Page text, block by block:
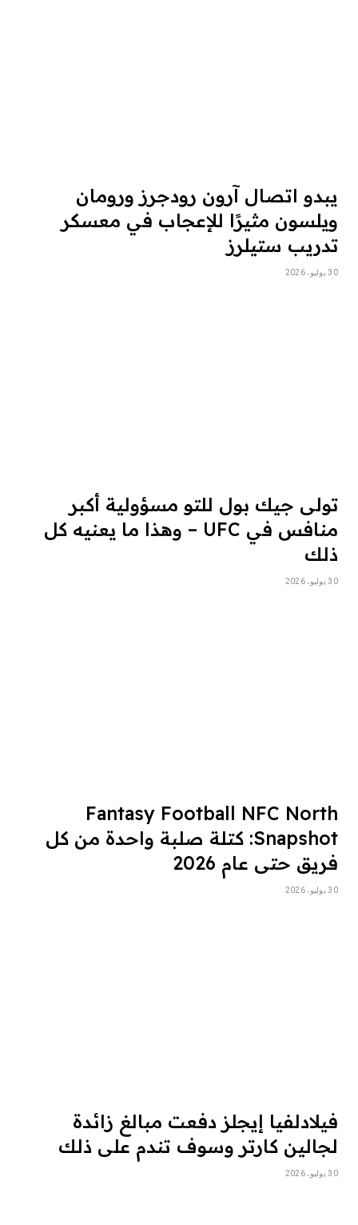
يبدو اتصال آرون رودجرز ورومان
ويلسون مثيرًا للإعجاب في معسكر
تدريب ستيلرز
30 يوليو، 2026
تولى جيك بول للتو مسؤولية أكبر
منافس في UFC – وهذا ما يعنيه كل
ذلك
30 يوليو، 2026
Fantasy Football NFC North
Snapshot: كتلة صلبة واحدة من كل
فريق حتى عام 2026
30 يوليو، 2026
فيلادلفيا إيجلز دفعت مبالغ زائدة
لجالين كارتر وسوف تندم على ذلك
30 يوليو، 2026